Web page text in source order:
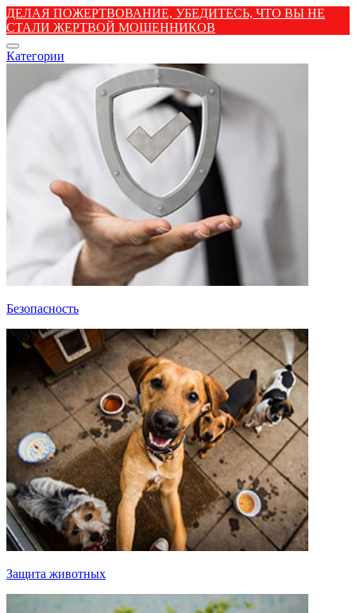
ДЕЛАЯ ПОЖЕРТВОВАНИЕ, УБЕДИТЕСЬ, ЧТО ВЫ НЕ
СТАЛИ ЖЕРТВОЙ МОШЕННИКОВ
Категории
Безопасность
Защита животных